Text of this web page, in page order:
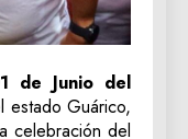
de Junio del
estado Guárico,
celebración del